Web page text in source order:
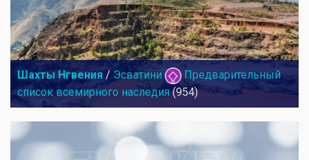
Шахты Нгвения/ Эсватини
Предварительный
список всемирного наследия(954)